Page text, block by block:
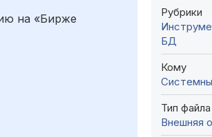
на «Бирже
Рубрики
БД
Кому
Тип файла
Внешняя